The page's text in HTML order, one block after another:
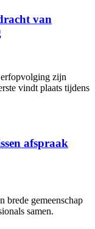
van
zijn
vindt plaats tijdens
afspraak
brede gemeenschap
samen.